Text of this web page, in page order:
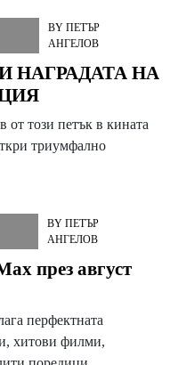
BY ПЕТЪР
АНГЕЛОВ
НАГРАДАТА НА
този петък в кината
триумфално
BY ПЕТЪР
АНГЕЛОВ
през август
перфектната
хитови филми,